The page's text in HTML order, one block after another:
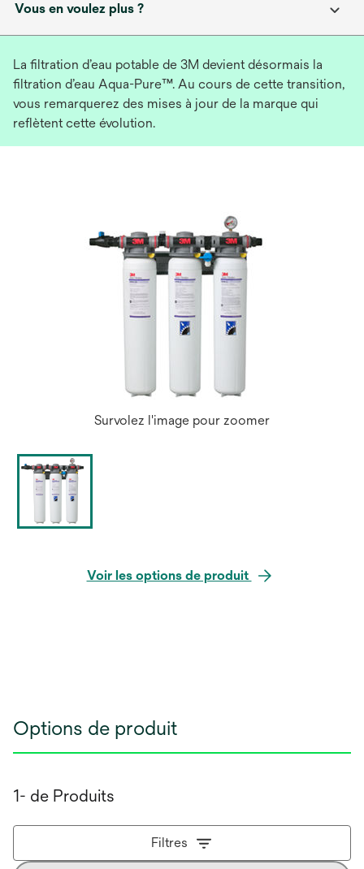
Vous en voulez plus ?
La filtration d’eau potable de 3M devient désormais la
filtration d’eau Aqua-Pure™. Au cours de cette transition,
vous remarquerez des mises à jour de la marque qui
reflètent cette évolution.
Survolez l'image pour zoomer
Voir les options de produit
Options de produit
1- de Produits
Filtres